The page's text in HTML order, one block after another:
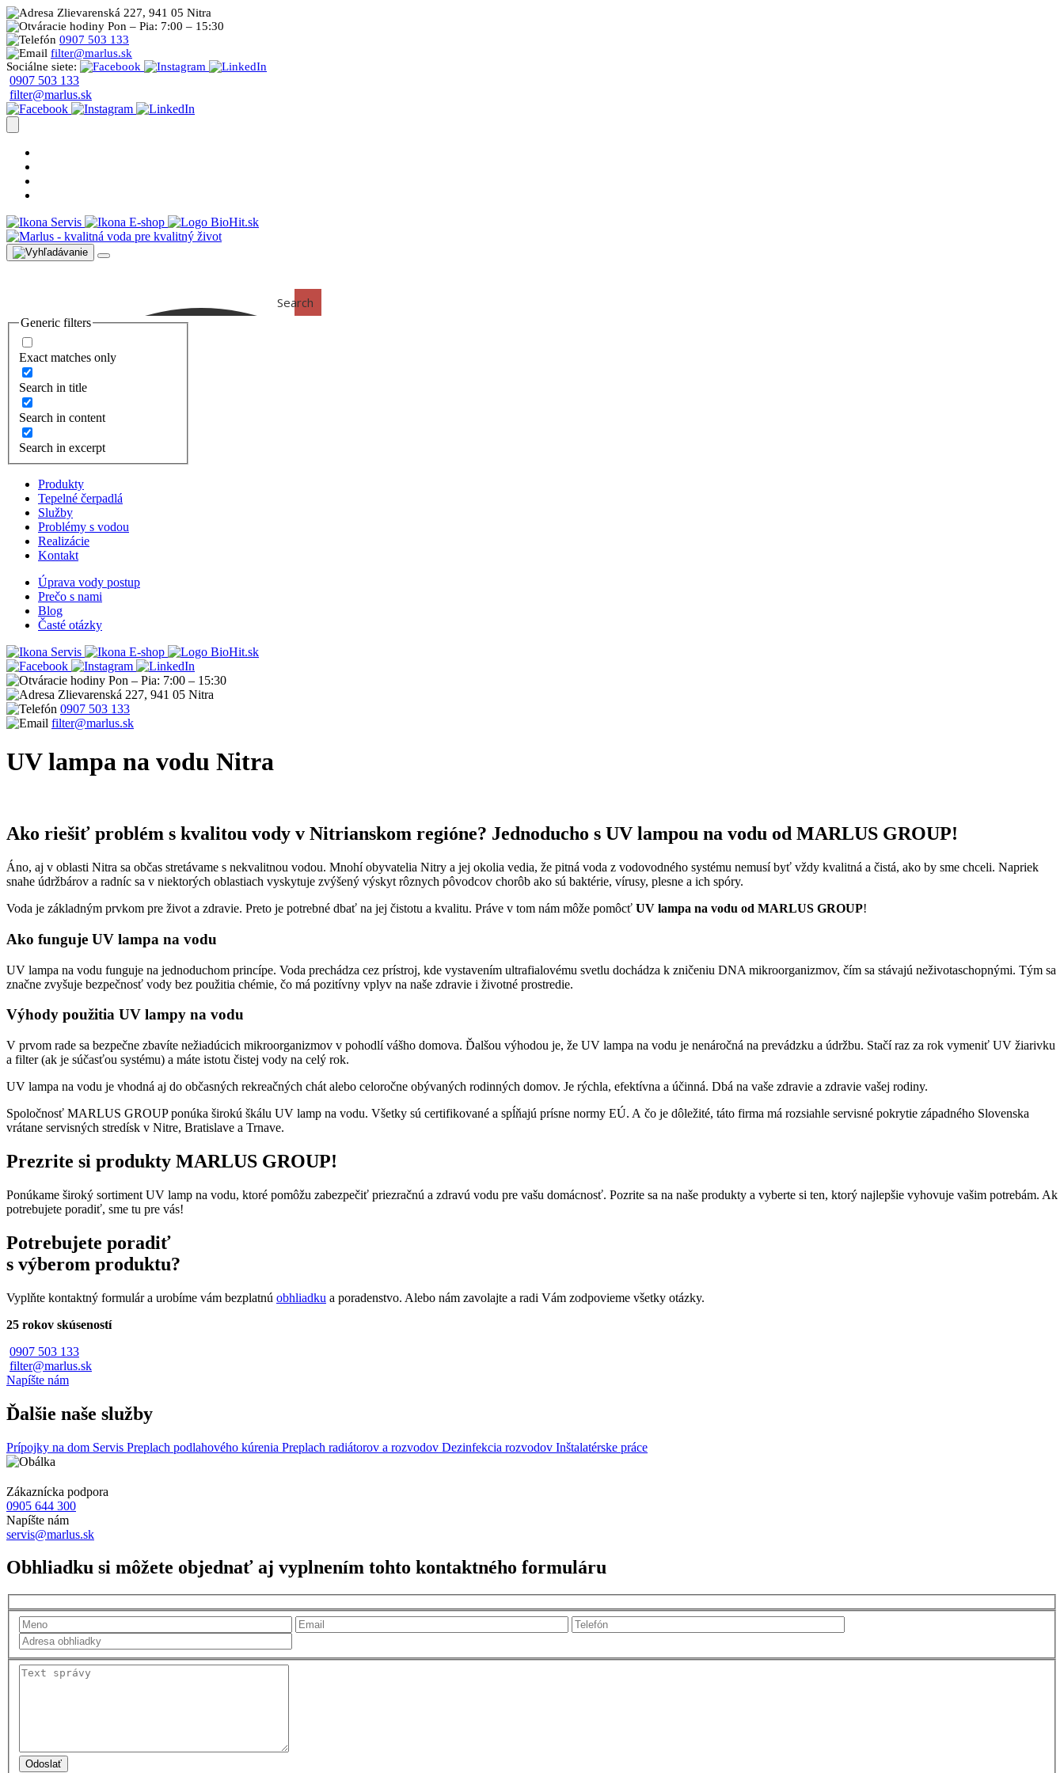
Zlievarenská 227, 941 05 Nitra
Pon – Pia: 7:00 – 15:30
0907 503 133
filter@marlus.sk
Sociálne siete:
0907 503 133
filter@marlus.sk
Servis E-shop
Search
Generic filters
Exact matches only
Search in title
Search in content
Search in excerpt
Produkty
Tepelné čerpadlá
Služby
Problémy s vodou
Realizácie
Kontakt
Úprava vody postup
Prečo s nami
Blog
Časté otázky
Servis
E-shop
Pon – Pia: 7:00 – 15:30
Zlievarenská 227, 941 05 Nitra
0907 503 133
filter@marlus.sk
UV lampa na vodu Nitra
Ako riešiť problém s kvalitou vody v Nitrianskom regióne? Jednoducho s UV lampou na vodu od MARLUS GROUP!
Áno, aj v oblasti Nitra sa občas stretávame s nekvalitnou vodou. Mnohí obyvatelia Nitry a jej okolia vedia, že pitná voda z vodovodného systému nemusí byť vždy kvalitná a čistá, ako by sme chceli. Napriek
snahe údržbárov a radníc sa v niektorých oblastiach vyskytuje zvýšený výskyt rôznych pôvodcov chorôb ako sú baktérie, vírusy, plesne a ich spóry.
Voda je základným prvkom pre život a zdravie. Preto je potrebné dbať na jej čistotu a kvalitu. Práve v tom nám môže pomôcť UV lampa na vodu od MARLUS GROUP!
Ako funguje UV lampa na vodu
UV lampa na vodu funguje na jednoduchom princípe. Voda prechádza cez prístroj, kde vystavením ultrafialovému svetlu dochádza k zničeniu DNA mikroorganizmov, čím sa stávajú neživotaschopnými. Tým sa
značne zvyšuje bezpečnosť vody bez použitia chémie, čo má pozitívny vplyv na naše zdravie i životné prostredie.
Výhody použitia UV lampy na vodu
V prvom rade sa bezpečne zbavíte nežiadúcich mikroorganizmov v pohodlí vášho domova. Ďalšou výhodou je, že UV lampa na vodu je nenáročná na prevádzku a údržbu. Stačí raz za rok vymeniť UV žiarivku
a filter (ak je súčasťou systému) a máte istotu čistej vody na celý rok.
UV lampa na vodu je vhodná aj do občasných rekreačných chát alebo celoročne obývaných rodinných domov. Je rýchla, efektívna a účinná. Dbá na vaše zdravie a zdravie vašej rodiny.
Spoločnosť MARLUS GROUP ponúka širokú škálu UV lamp na vodu. Všetky sú certifikované a spĺňajú prísne normy EÚ. A čo je dôležité, táto firma má rozsiahle servisné pokrytie západného Slovenska
vrátane servisných stredísk v Nitre, Bratislave a Trnave.
Prezrite si produkty MARLUS GROUP!
Ponúkame široký sortiment UV lamp na vodu, ktoré pomôžu zabezpečiť priezračnú a zdravú vodu pre vašu domácnosť. Pozrite sa na naše produkty a vyberte si ten, ktorý najlepšie vyhovuje vašim potrebám. Ak
potrebujete poradiť, sme tu pre vás!
Potrebujete poradiť
s výberom produktu?
Vyplňte kontaktný formulár a urobíme vám bezplatnú obhliadku a poradenstvo. Alebo nám zavolajte a radi Vám zodpovieme všetky otázky.
25 rokov skúseností
0907 503 133
filter@marlus.sk
Napíšte nám
Ďalšie naše služby
Prípojky na dom Servis Preplach podlahového kúrenia Preplach radiátorov a rozvodov Dezinfekcia rozvodov Inštalatérske práce
Zákaznícka podpora
0905 644 300
Napíšte nám
servis@marlus.sk
Obhliadku si môžete objednať aj vyplnením tohto kontaktného formuláru